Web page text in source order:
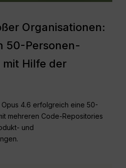
Organisationen:
50-Personen-
mit Hilfe der
4.6 erfolgreich eine 50-
mehreren Code-Repositories
und